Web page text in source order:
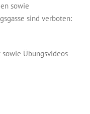
sowie
sind verboten:
Übungsvideos